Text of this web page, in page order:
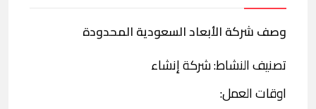
وصف شركة الأبعاد السعودية المحدودة
تصنيف النشاط: شركة إنشاء
اوقات العمل: